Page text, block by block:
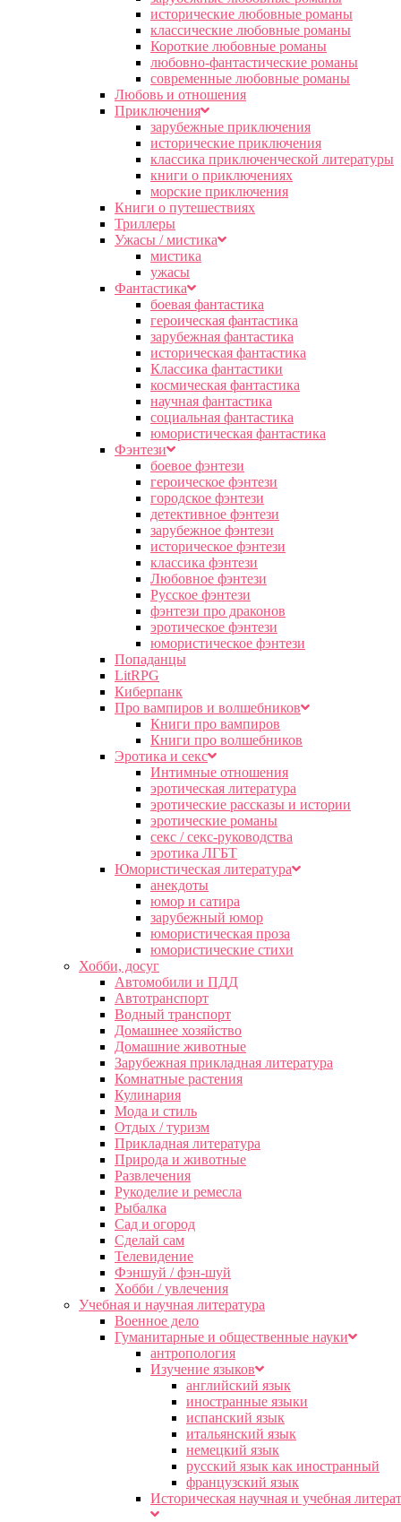
исторические любовные романы
классические любовные романы
Короткие любовные романы
любовно-фантастические романы
современные любовные романы
Любовь и отношения
Приключения
зарубежные приключения
исторические приключения
классика приключенческой литературы
книги о приключениях
морские приключения
Книги о путешествиях
Триллеры
Ужасы / мистика
мистика
ужасы
Фантастика
боевая фантастика
героическая фантастика
зарубежная фантастика
историческая фантастика
Классика фантастики
космическая фантастика
научная фантастика
социальная фантастика
юмористическая фантастика
Фэнтези
боевое фэнтези
героическое фэнтези
городское фэнтези
детективное фэнтези
зарубежное фэнтези
историческое фэнтези
классика фэнтези
Любовное фэнтези
Русское фэнтези
фэнтези про драконов
эротическое фэнтези
юмористическое фэнтези
Попаданцы
LitRPG
Киберпанк
Про вампиров и волшебников
Книги про вампиров
Книги про волшебников
Эротика и секс
Интимные отношения
эротическая литература
эротические рассказы и истории
эротические романы
секс / секс-руководства
эротика ЛГБТ
Юмористическая литература
анекдоты
юмор и сатира
зарубежный юмор
юмористическая проза
юмористические стихи
Хобби, досуг
Автомобили и ПДД
Автотранспорт
Водный транспорт
Домашнее хозяйство
Домашние животные
Зарубежная прикладная литература
Комнатные растения
Кулинария
Мода и стиль
Отдых / туризм
Прикладная литература
Природа и животные
Развлечения
Рукоделие и ремесла
Рыбалка
Сад и огород
Сделай сам
Телевидение
Фэншуй / фэн-шуй
Хобби / увлечения
Учебная и научная литература
Военное дело
Гуманитарные и общественные науки
антропология
Изучение языков
английский язык
иностранные языки
испанский язык
итальянский язык
немецкий язык
русский язык как иностранный
французский язык
Историческая научная и учебная